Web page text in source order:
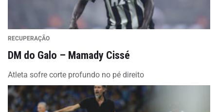
RECUPERAÇÃO
DM do Galo – Mamady Cissé
Atleta sofre corte profundo no pé direito